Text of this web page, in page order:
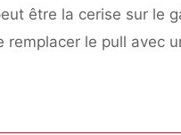
être la cerise sur le
le pull avec